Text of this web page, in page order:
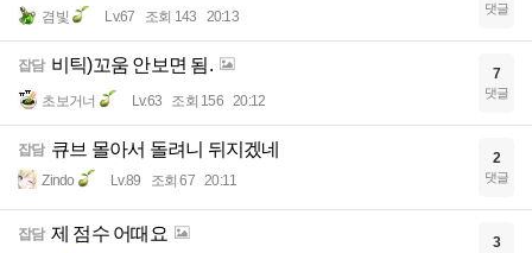
겸빛 Lv.67 조회 143 20:13 댓글
잡담 비틱)꼬움 안보면 됨.
초보거너 Lv.63 조회 156 20:12
7
댓글
잡담 큐브 몰아서 돌려니 뒤지겠네
Zindo Lv.89 조회 67 20:11
2
댓글
잡담 제 점수 어때요 3